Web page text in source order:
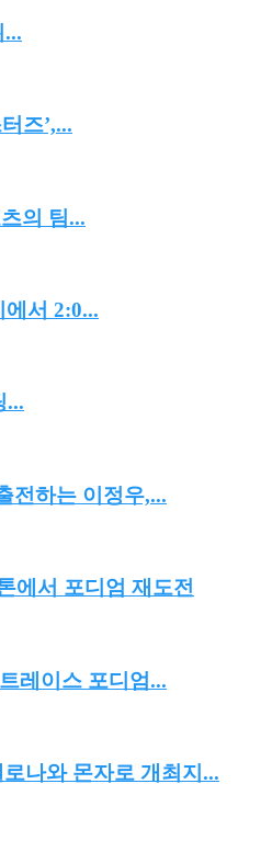
...
즈’,...
의 팀...
서 2:0...
...
전하는 이정우,...
에서 포디엄 재도전
레이스 포디엄...
나와 몬자로 개최지...